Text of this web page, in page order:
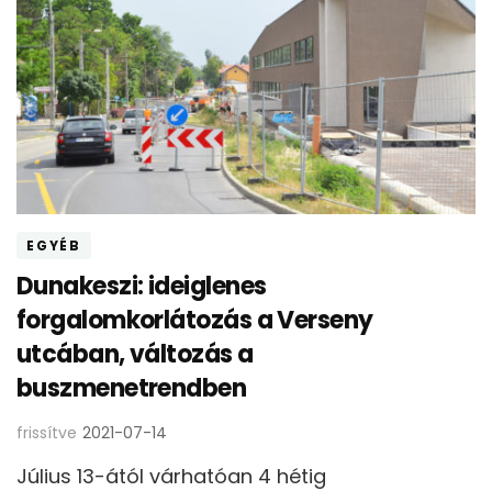
EGYÉB
Dunakeszi: ideiglenes
forgalomkorlátozás a Verseny
utcában, változás a
buszmenetrendben
frissítve 2021-07-14
Július 13-ától várhatóan 4 hétig